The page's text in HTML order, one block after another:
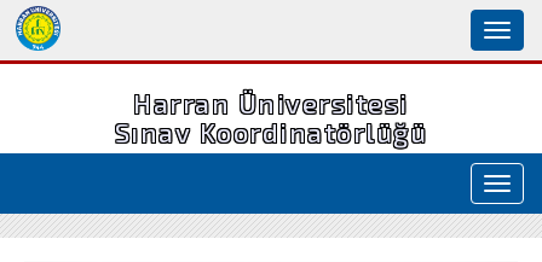
Harran Üniversitesi
Sınav Koordinatörlüğü